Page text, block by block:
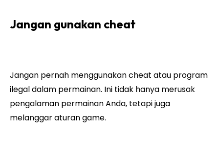
Jangan gunakan cheat
Jangan pernah menggunakan cheat atau program
ilegal dalam permainan. Ini tidak hanya merusak
pengalaman permainan Anda, tetapi juga
melanggar aturan game.